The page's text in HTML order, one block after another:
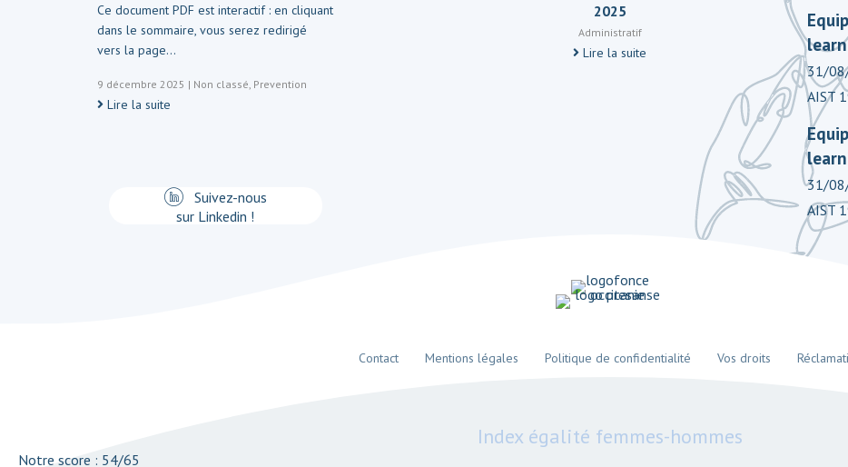
Ce document PDF est interactif : en cliquant
dans le sommaire, vous serez redirigé
vers la page…
9 décembre 2025 | Non classé Prevention
Lire la suite
Suivez-nous
sur Linkedin !
2025
Administratif
Lire la suite
31/
AIST
31/
AIST
Contact Mentions légales Politique de confidentialité Vos droits
Index égalité femmes-hommes
Notre score : 54/65